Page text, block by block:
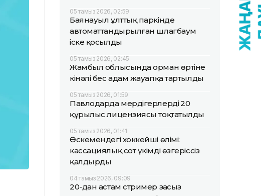
05 тамыз 2026, 02:59
Баянауыл ұлттық паркінде
автоматтандырылған шлагбаум
іске қосылды
05 тамыз 2026, 02:45
Жамбыл облысында орман өртіне
кінәлі бес адам жауапқа тартылды
05 тамыз 2026, 01:59
Павлодарда мердігерлердің 20
құрылыс лицензиясы тоқтатылды
05 тамыз 2026, 01:41
Өскемендегі хоккейші өлімі:
кассациялық сот үкімді өзгеріссіз
қалдырды
04 тамыз 2026, 09:09
20-дан астам стример заңсыз